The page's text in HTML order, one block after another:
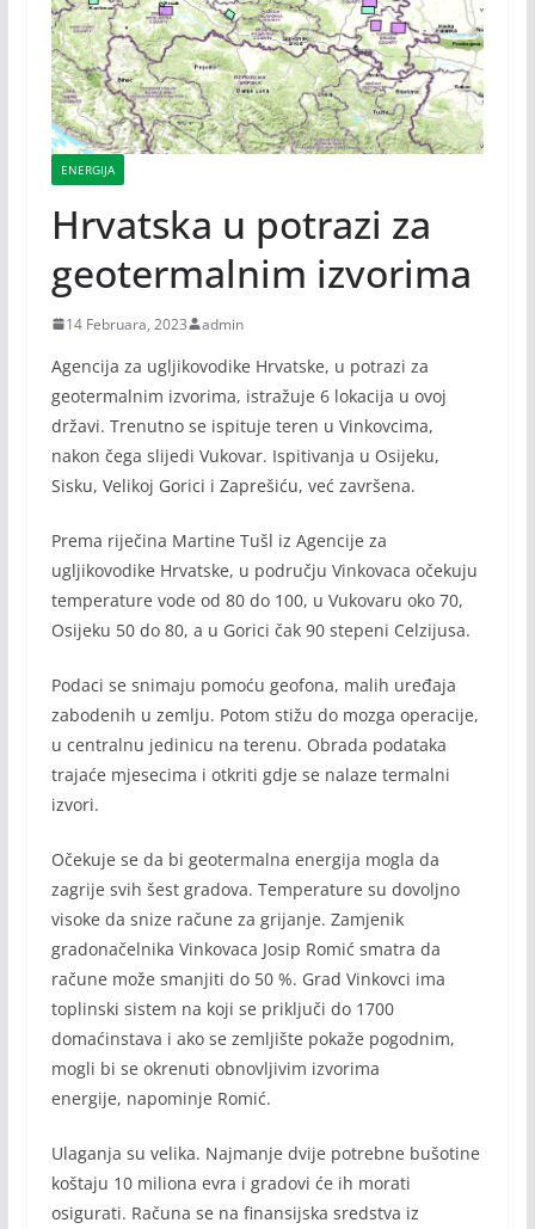
ENERGIJA
Hrvatska u potrazi za
geotermalnim izvorima
14 Februara, 2023 admin
Agencija za ugljikovodike Hrvatske, u potrazi za
geotermalnim izvorima, istražuje 6 lokacija u ovoj
državi. Trenutno se ispituje teren u Vinkovcima,
nakon čega slijedi Vukovar. Ispitivanja u Osijeku,
Sisku, Velikoj Gorici i Zaprešiću, već završena.
Prema riječina Martine Tušl iz Agencije za
ugljikovodike Hrvatske, u području Vinkovaca očekuju
temperature vode od 80 do 100, u Vukovaru oko 70,
Osijeku 50 do 80, a u Gorici čak 90 stepeni Celzijusa.
Podaci se snimaju pomoću geofona, malih uređaja
zabodenih u zemlju. Potom stižu do mozga operacije,
u centralnu jedinicu na terenu. Obrada podataka
trajaće mjesecima i otkriti gdje se nalaze termalni
izvori.
Očekuje se da bi geotermalna energija mogla da
zagrije svih šest gradova. Temperature su dovoljno
visoke da snize račune za grijanje. Zamjenik
gradonačelnika Vinkovaca Josip Romić smatra da
račune može smanjiti do 50 %. Grad Vinkovci ima
toplinski sistem na koji se priključi do 1700
domaćinstava i ako se zemljište pokaže pogodnim,
mogli bi se okrenuti obnovljivim izvorima
energije, napominje Romić.
Ulaganja su velika. Najmanje dvije potrebne bušotine
koštaju 10 miliona evra i gradovi će ih morati
osigurati. Računa se na finansijska sredstva iz